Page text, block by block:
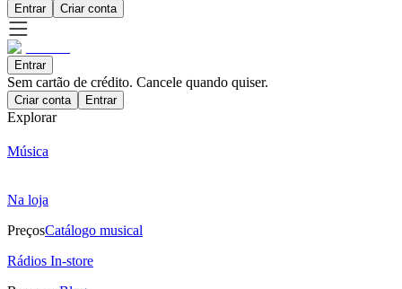
Entrar Criar conta
Entrar
Sem cartão de crédito. Cancele quando quiser.
Criar conta Entrar
Explorar
Música
Na loja
PreçosCatálogo musical
Rádios In-store